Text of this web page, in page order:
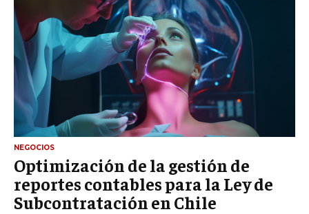
NEGOCIOS
Optimización de la gestión de
reportes contables para la Ley de
Subcontratación en Chile